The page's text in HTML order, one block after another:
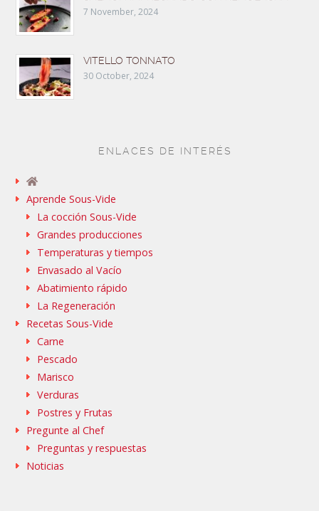
7 November, 2024
VITELLO TONNATO
30 October, 2024
ENLACES DE INTERÉS
Aprende Sous-Vide
La cocción Sous-Vide
Grandes producciones
Temperaturas y tiempos
Envasado al Vacío
Abatimiento rápido
La Regeneración
Recetas Sous-Vide
Carne
Pescado
Marisco
Verduras
Postres y Frutas
Pregunte al Chef
Preguntas y respuestas
Noticias